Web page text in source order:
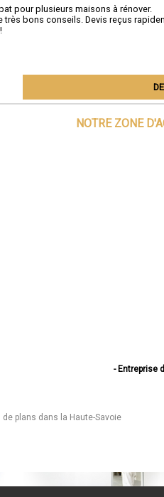
pour plusieurs maisons à rénover.
très bons conseils. Devis reçus
NOTRE ZONE
- Entreprise
- Entreprise
- Entreprise
- Entreprise
plans dans la Haute-Savoie